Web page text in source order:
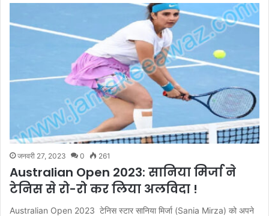
जनवरी 27, 2023 0 261
Australian Open 2023: सानिया मिर्जा ने
टेनिस से रो-रो कर लिया अलविदा !
Australian Open 2023 टेनिस स्‍टार सानिया मिर्जा (Sania Mirza) को अपने